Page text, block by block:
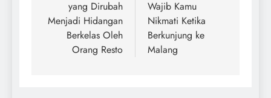
yang Dirubah
Menjadi Hidangan
Berkelas Oleh
Orang Resto
Wajib Kamu
Nikmati Ketika
Berkunjung ke
Malang